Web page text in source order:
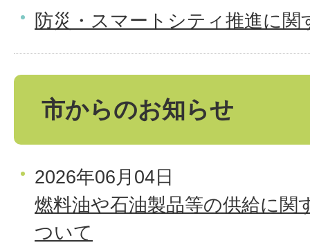
防災・スマートシティ推進に関
市からのお知らせ
2026年06月04日
燃料油や石油製品等の供給に関
ついて